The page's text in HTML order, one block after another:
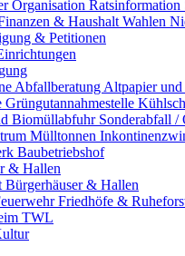
Organisation Ratsinformation
& Haushalt Wahlen
& Petitionen
Abfallberatung Altpapier und
Grüngutannahmestelle
Biomüllabfuhr Sonderabfall /
Mülltonnen
Baubetriebshof
& Hallen
Bürgerhäuser & Hallen
Friedhöfe &
TWL